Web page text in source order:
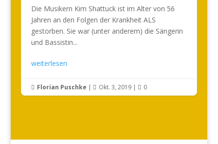
Die Musikern Kim Shattuck ist im Alter von 56
Jahren an den Folgen der Krankheit ALS
gestorben. Sie war (unter anderem) die Sängerin
und Bassistin...
weiterlesen
 Florian Puschke |  Okt. 3, 2019|  0